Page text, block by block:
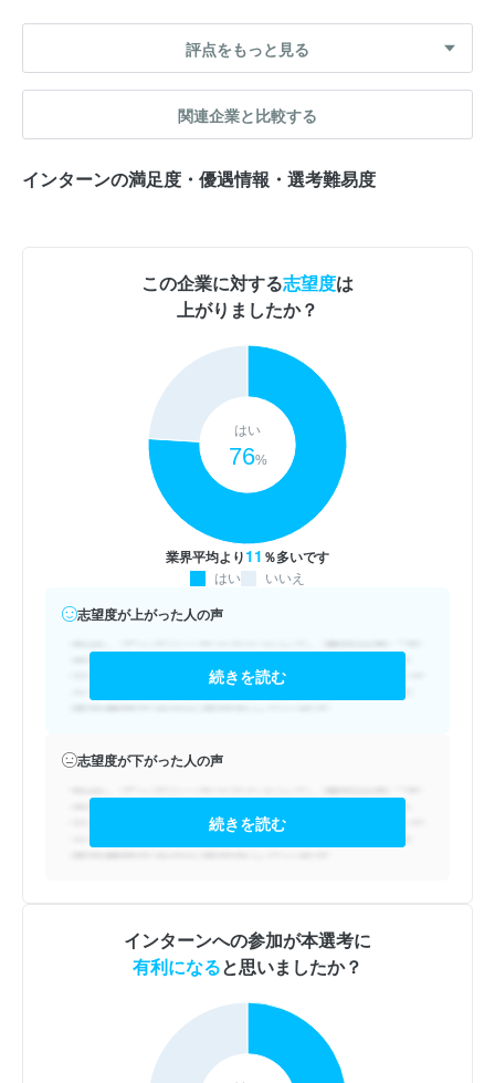
評点をもっと見る
関連企業と比較する
インターンの満足度・優遇情報・選考難易度
この企業に対する志望度は
上がりましたか？
業界平均より11 ％多いです
はい
76%
はい いいえ
志望度が上がった人の声
続きを読む
志望度が下がった人の声
続きを読む
インターンへの参加が本選考に
有利になると思いましたか？